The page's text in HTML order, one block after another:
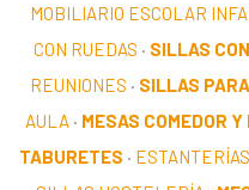
MOBILIARIO ESCOLAR
CON RUEDAS · SILLAS
REUNIONES · SILLAS
AULA · MESAS COMEDOR
TABURETES · ESTANTERÍAS